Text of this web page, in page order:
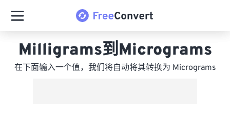
Milligrams到Micrograms
在下面输入一个值，我们将自动将其转换为 Micrograms